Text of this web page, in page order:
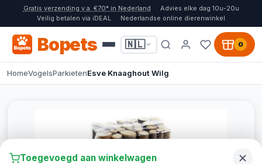
Gratis verzending v.a. €70* in Nederland
Advies elke dag 10u-20u
Veilig betalen via iDEAL
Nederlandse online dierenwinkel
Bopets 🇳🇱 0
HomeVogelsParkietenEsve Knaaghout Wilg
Toegevoegd aan winkelwagen